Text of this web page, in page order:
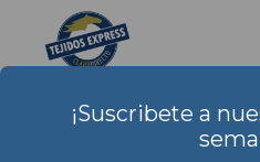
¡Suscribete a
PRODUCTOS
PRODUCTOS